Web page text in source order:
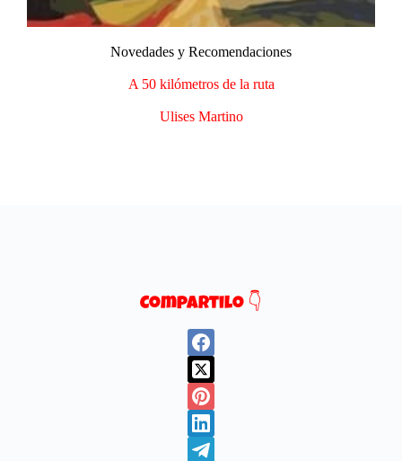
Novedades y Recomendaciones​
A 50 kilómetros de la ruta​
Ulises Martino​
Compartilo 👇